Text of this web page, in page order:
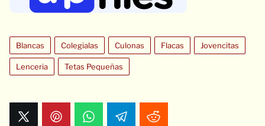
Blancas Colegialas Culonas Flacas Jovencitas
Lenceria Tetas Pequeñas